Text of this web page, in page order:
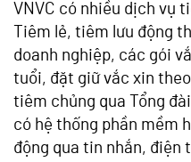
VNVC có nhiều dịch vụ
Tiêm lẻ, tiêm lưu động
doanh nghiệp, các gói
tuổi, đặt giữ vắc xin
tiêm chủng qua Tổng
có hệ thống phần mềm
động qua tin nhắn, điện